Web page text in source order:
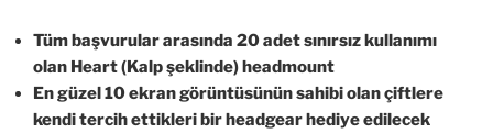
Tüm başvurular arasında 20 adet sınırsız kullanımı
olan Heart (Kalp şeklinde) headmount
En güzel 10 ekran görüntüsününsahibi olan çiftlere
kendi tercih ettikleri bir headgear hediye edilecek